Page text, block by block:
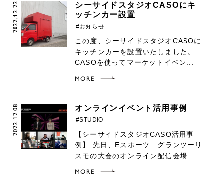
2022.12.22
シーサイドスタジオCASOにキ
ッチンカー設置
#お知らせ
この度、シーサイドスタジオCASOに
キッチンカーを設置いたしました。
CASOを使ってマーケットイベン...
MORE
2022.12.08 オンラインイベント活用事例
#STUDIO
【シーサイドスタジオCASO活用事
例】 先日、Eスポーツ＿グランツーリ
スモの大会のオンライン配信会場...
MORE